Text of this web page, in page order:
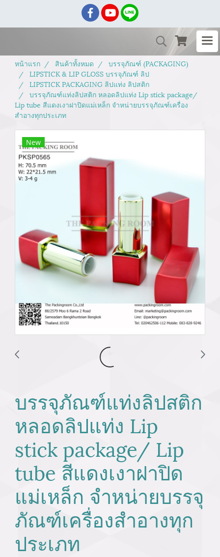
หน้าแรก สินค้าทั้งหมด
บรรจุภัณฑ์ (PACKAGING)
LIPSTICK & LIP GLOSS บรรจุภัณฑ์ ลิป
LIPSTICK PACKAGING ลิปแท่ง ลิปสติก
บรรจุภัณฑ์แท่งลิปสติก หลอดลิปแท่ง Lip stick package/
Lip tube สีแดงเงาฝาปิดแม่เหล็ก จำหน่ายบรรจุภัณฑ์เครื่อง
สำอางทุกประเภท
New
บรรจุภัณฑ์แท่งลิปสติก
หลอดลิปแท่ง Lip
stick package/ Lip
tube สีแดงเงาฝาปิด
แม่เหล็ก จำหน่ายบรรจุ
ภัณฑ์เครื่องสำอางทุก
ประเภท